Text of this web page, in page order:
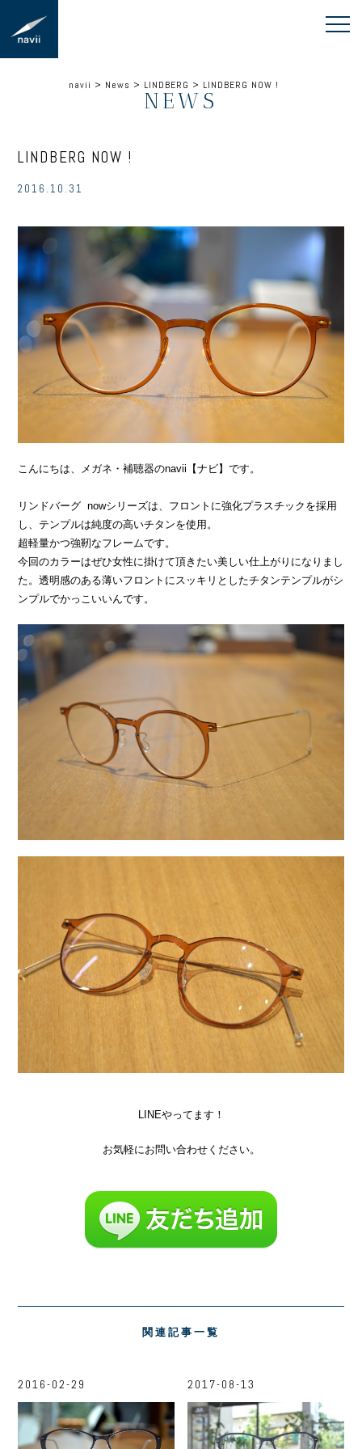
navii > News > LINDBERG > LINDBERG NOW !
NEWS
LINDBERG NOW !
2016.10.31
こんにちは、メガネ・補聴器のnavii【ナビ】です。
リンドバーグ nowシリーズは、フロントに強化プラスチックを採用
し、テンプルは純度の高いチタンを使用。
超軽量かつ強靭なフレームです。
今回のカラーはぜひ女性に掛けて頂きたい美しい仕上がりになりまし
た。透明感のある薄いフロントにスッキリとしたチタンテンプルがシ
ンプルでかっこいいんです。
LINEやってます！
お気軽にお問い合わせください。
関連記事一覧
2016-02-29 2017-08-13